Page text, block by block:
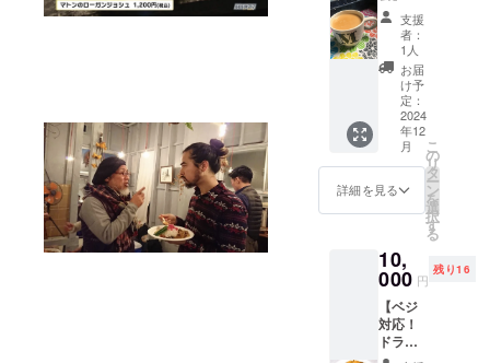
ミック
ススパ
イスで
す。
様々な
チャッ
ト料理
があ
り、イ
おける
一大
す。
「原材
料及び
添加物
等の食
品表示
印しよ
うと思
いま
す。 色
はエメ
ラルド
グリー
ンで
す。 実
際のホ
テルで
きく存
在感の
あるも
のにし
たいと
思いま
イプで
はな
く、ま
だ日本
ではあ
まり紹
介され
てない1
色の
ぎっし
りした
最高の
アロマ
と旨味
です。
「原材
料及び
チャイ
を飲ん
でお
しゃべ
りしま
しょ
う。 ど
んなお
話で
も。
5〜6人
で2時間
ぐらい
してい
ます。
場所、
東京都
内エメ
ラダ実
支援
者：
1人
お届
け予
定：
2024
年12
月
詳細を見る
こ
の
リ
タ
ー
ン
を
選
択
す
る
10,
000 円
残り16
【ベジ
対応！
ドラム
ス